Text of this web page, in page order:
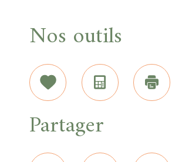
Nos outils
Sélectionner
Partager